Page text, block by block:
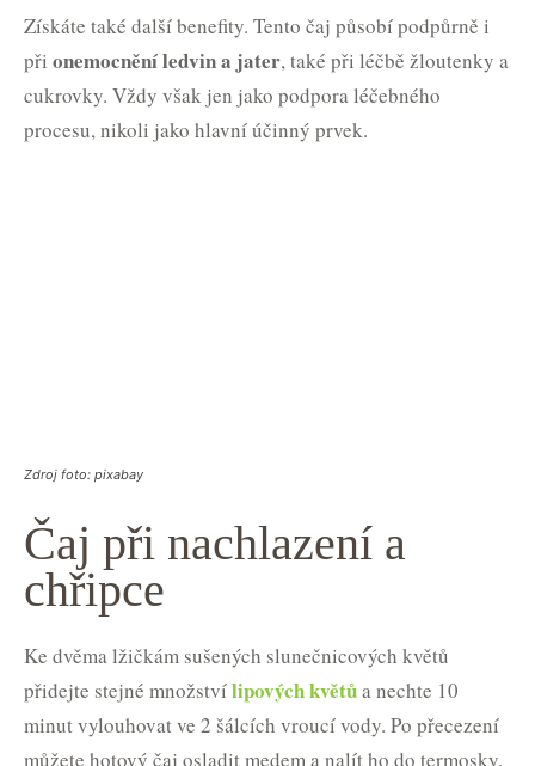
Získáte také další benefity. Tento čaj působí podpůrně i
při onemocnění ledvin a jater, také při léčbě žloutenky a
cukrovky. Vždy však jen jako podpora léčebného
procesu, nikoli jako hlavní účinný prvek.
Zdroj foto: pixabay
Čaj při nachlazení a
chřipce
Ke dvěma lžičkám sušených slunečnicových květů
přidejte stejné množstvílipových květůa nechte 10
minut vylouhovat ve 2 šálcích vroucí vody. Po přecezení
můžete hotový čaj osladit medem a nalít ho do termosky.